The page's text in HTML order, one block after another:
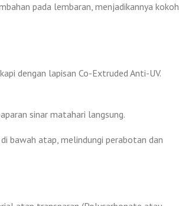
pada lembaran, menjadikannya kokoh
dengan lapisan Co-Extruded Anti-UV.
sinar matahari langsung.
bawah atap, melindungi perabotan dan